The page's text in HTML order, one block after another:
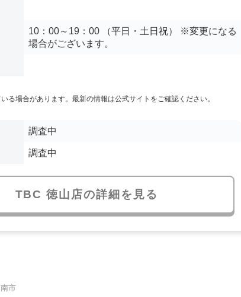
10：00～19：00 （平日・土日祝） ※変更になる
場合がございます。
る場合があります。最新の情報は公式サイトをご確認ください。
調査中
調査中
TBC 徳山店の詳細を見る
市